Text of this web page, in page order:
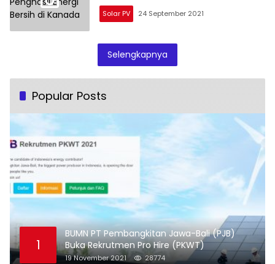
Solar PV 24 September 2021
Selengkapnya
Popular Posts
1
BUMN PT Pembangkitan Jawa-Bali (PJB)
Buka Rekrutmen Pro Hire (PKWT)
19 November 2021 28774